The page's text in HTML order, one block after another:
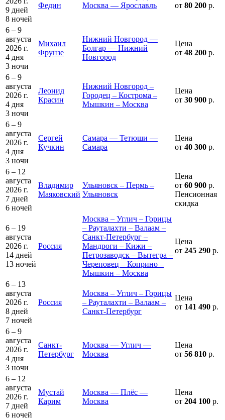
9 дней
8 ночей
Федин
Москва — Ярославль
от 80 200 р.
6 – 9
августа
2026 г.
4 дня
3 ночи
Михаил
Фрунзе
Нижний Новгород —
Болгар — Нижний
Новгород
Цена
от 48 200 р.
6 – 9
августа
2026 г.
4 дня
3 ночи
Леонид
Красин
Нижний Новгород –
Городец – Кострома –
Мышкин – Москва
Цена
от 30 900 р.
6 – 9
августа
2026 г.
4 дня
3 ночи
Сергей
Кучкин
Самара — Тетюши —
Самара
Цена
от 40 300 р.
6 – 12
августа
2026 г.
7 дней
6 ночей
Владимир
Маяковский
Ульяновск – Пермь –
Ульяновск
Цена
от 60 900 р.
Пенсионная
скидка
6 – 19
августа
2026 г.
14 дней
13 ночей
Россия
Москва – Углич – Горицы
– Рауталахти – Валаам –
Санкт-Петербург –
Мандроги – Кижи –
Петрозаводск – Вытегра –
Череповец – Коприно –
Мышкин – Москва
Цена
от 245 290 р.
6 – 13
августа
2026 г.
8 дней
7 ночей
Россия
Москва – Углич – Горицы
– Рауталахти – Валаам –
Санкт-Петербург
Цена
от 141 490 р.
6 – 9
августа
2026 г.
4 дня
3 ночи
Санкт-
Петербург
Москва — Углич —
Москва
Цена
от 56 810 р.
6 – 12
августа
2026 г.
7 дней
6 ночей
Мустай
Карим
Москва — Плёс —
Москва
Цена
от 204 100 р.